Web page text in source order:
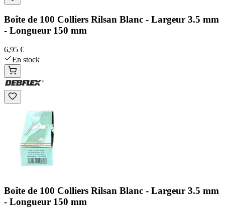
Boîte de 100 Colliers Rilsan Blanc - Largeur 3.5 mm
- Longueur 150 mm
6,95 €
En stock
Boîte de 100 Colliers Rilsan Blanc - Largeur 3.5 mm
- Longueur 150 mm